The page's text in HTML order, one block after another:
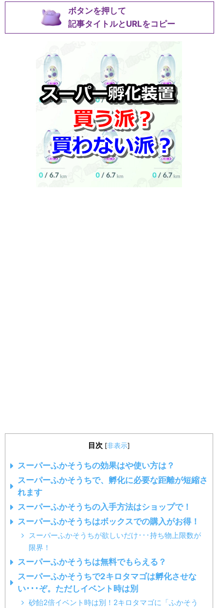
ボタンを押して
記事タイトルとURLをコピー
目次 [非表示]
スーパーふかそうちの効果はや使い方は？
スーパーふかそうちで、孵化に必要な距離が短縮さ
れます
スーパーふかそうちの入手方法はショップで！
スーパーふかそうちはボックスでの購入がお得！
スーパーふかそうちが欲しいだけ･･･持ち物上限数が
限界！
スーパーふかそうちは無料でもらえる？
スーパーふかそうちで2キロタマゴは孵化させな
い･･･ぞ。ただしイベント時は別
砂飴2倍イベント時は別！2キロタマゴに「ふかそう